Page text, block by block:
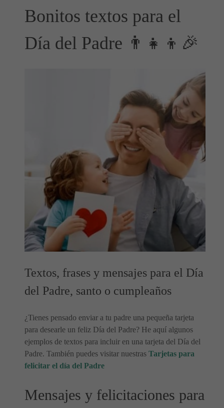
Bonitos textos para el
Día del Padre 👨‍👧‍👦🎉
Textos, frases y mensajes para el Día
del Padre, santo o cumpleaños
¿Tienes pensado enviar a tu padre una pequeña tarjeta
para desearle un feliz Día del Padre? He aquí algunos
ejemplos de textos para incluir en una tarjeta del Día del
Padre. También puedes visitar nuestras Tarjetas para
felicitar el día del Padre
Mensajes y felicitaciones para